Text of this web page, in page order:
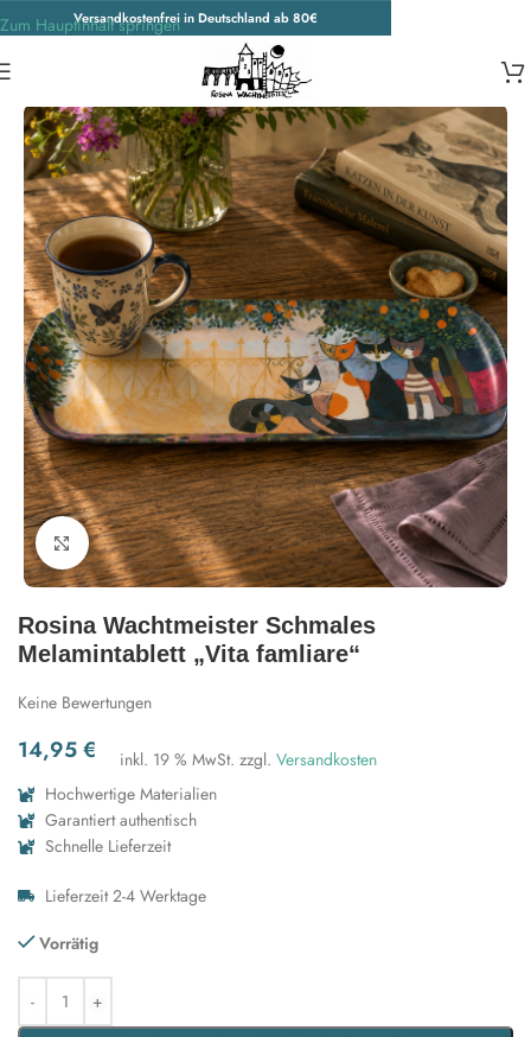
Versandkostenfrei in Deutschland ab 80€
Zum Hauptinhalt springen
Küche
Zum Vergrößern klicken
Rosina Wachtmeister Schmales
Melamintablett „Vita famliare“
Keine Bewertungen
14,95€ inkl. 19 % MwSt. zzgl. Versandkosten
Hochwertige Materialien
Garantiert authentisch
Schnelle Lieferzeit
Lieferzeit 2-4 Werktage
Vorrätig